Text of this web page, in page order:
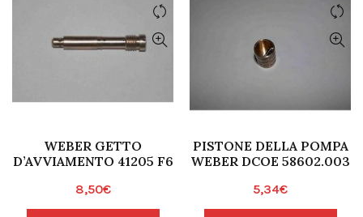
WEBER GETTO
D’AVVIAMENTO 41205 F6
8,50€
PISTONE DELLA POMPA
WEBER DCOE 58602.003
5,34€